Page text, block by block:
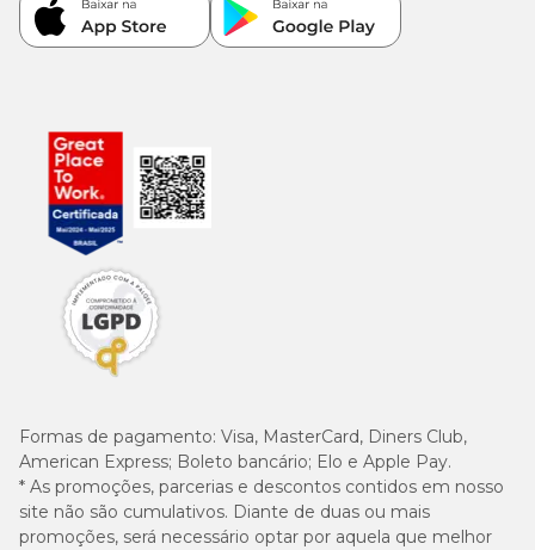
A introdução daração extrusada para calopsitas e
periquitos Zooteknadeve ser feita de forma gradual,
Dia
1º
3º
75% Zootekna
| 25%
alimento
anterior
Formas de pagamento: Visa, MasterCard, Diners Club,
American Express; Boleto bancário; Elo e Apple Pay.
* As promoções, parcerias e descontos contidos em nosso
site não são cumulativos. Diante de duas ou mais
promoções, será necessário optar por aquela que melhor